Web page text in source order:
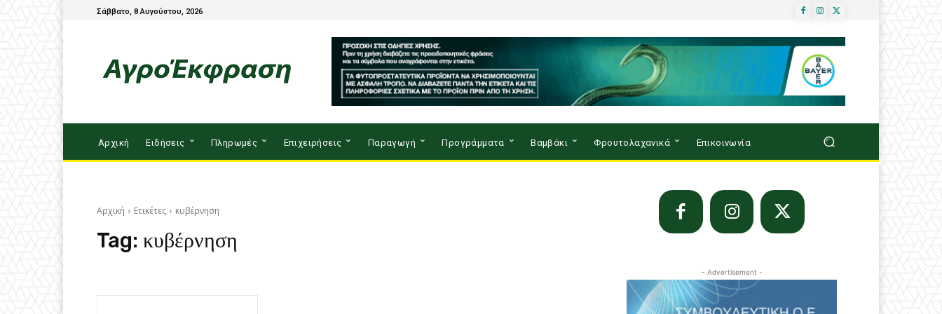
Σάββατο, 8 Αυγούστου, 2026
Αρχική Ειδήσεις Πληρωμές Επιχειρήσεις Παραγωγή Προγράμματα Βαμβάκι Φρουτολαχανικά Επικοινωνία
Αρχική Ετικέτες κυβέρνηση
Tag: κυβέρνηση
- Advertisement -